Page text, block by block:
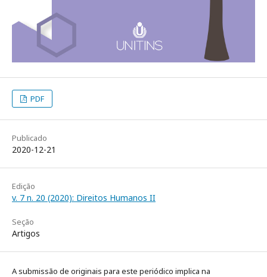
PDF
Publicado
2020-12-21
Edição
v. 7 n. 20 (2020): Direitos Humanos II
Seção
Artigos
A submissão de originais para este periódico implica na